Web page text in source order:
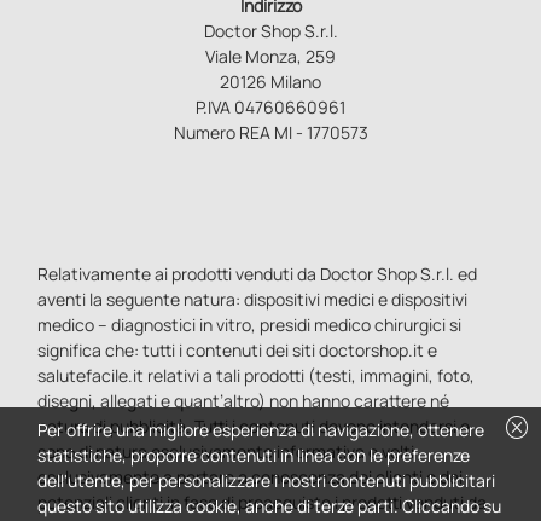
Indirizzo
Doctor Shop S.r.l.
Viale Monza, 259
20126 Milano
P.IVA 04760660961
Numero REA MI - 1770573
Relativamente ai prodotti venduti da Doctor Shop S.r.l. ed
aventi la seguente natura: dispositivi medici e dispositivi
medico – diagnostici in vitro, presidi medico chirurgici si
significa che: tutti i contenuti dei siti doctorshop.it e
salutefacile.it relativi a tali prodotti (testi, immagini, foto,
disegni, allegati e quant’altro) non hanno carattere né
natura di pubblicità. Tutti i contenuti devono intendersi e
sono di natura esclusivamente informativa e volti
esclusivamente a portare a conoscenza dei clienti e dei
potenziali clienti in fase di preacquisto i prodotti venduti da
cancel
Per offrire una migliore esperienza di navigazione, ottenere
statistiche, proporre contenuti in linea con le preferenze
dell'utente, per personalizzare i nostri contenuti pubblicitari
questo sito utilizza cookie, anche di terze parti. Cliccando su